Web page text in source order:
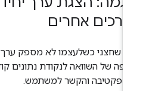
אחרים
שחצני כשלעצמו לא מספק ערך רב
של השוואה לנקודת נתונים
והקשר למשתמש.